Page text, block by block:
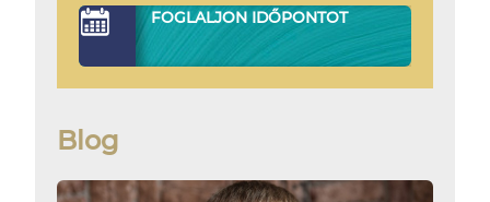
FOGLALJON IDŐPONTOT
Blog